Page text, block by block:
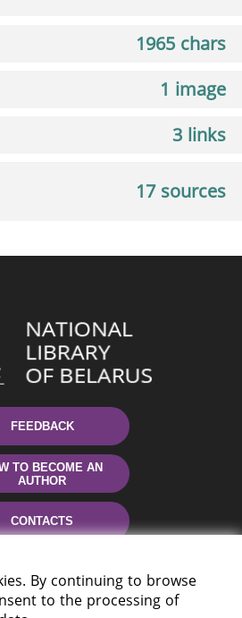
1965 chars
1 image
3 links
17 sources
FEEDBACK
TO BECOME AN
AUTHOR
CONTACTS
By continuing to browse
to the processing of